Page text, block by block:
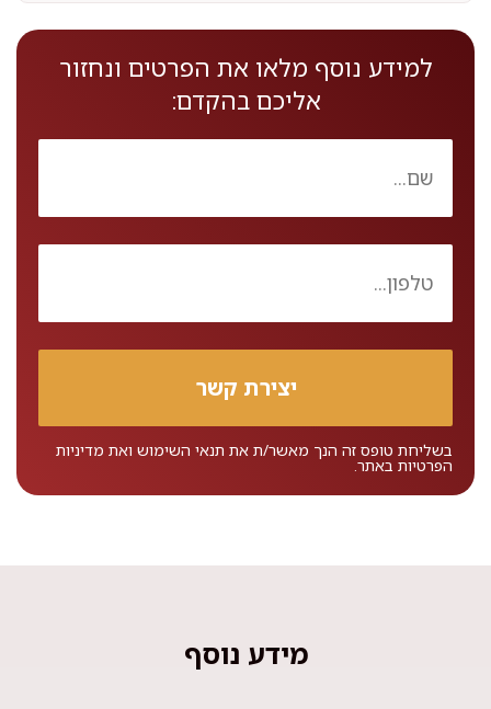
למידע נוסף מלאו את הפרטים ונחזור
אליכם בהקדם:
בשליחת טופס זה הנך מאשר/ת את תנאי השימוש ואת מדיניות
הפרטיות באתר.
מידע נוסף